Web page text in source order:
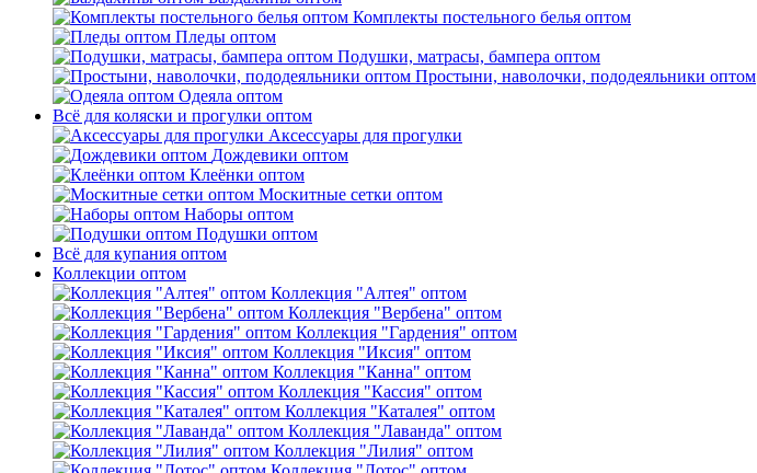
Комплекты постельного белья оптом
Пледы оптом
Подушки, матрасы, бампера оптом
Простыни, наволочки, пододеяльники оптом
Одеяла оптом
Всё для коляски и прогулки оптом
Аксессуары для прогулки
Дождевики оптом
Клеёнки оптом
Москитные сетки оптом
Наборы оптом
Подушки оптом
Всё для купания оптом
Коллекции оптом
Коллекция "Алтея" оптом
Коллекция "Вербена" оптом
Коллекция "Гардения" оптом
Коллекция "Иксия" оптом
Коллекция "Канна" оптом
Коллекция "Кассия" оптом
Коллекция "Каталея" оптом
Коллекция "Лаванда" оптом
Коллекция "Лилия" оптом